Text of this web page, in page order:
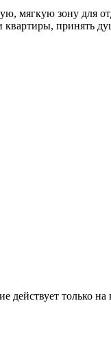
мягкую зону для
принять
действует только